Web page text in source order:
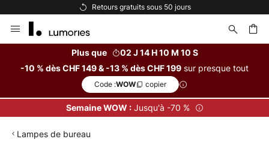
Retours gratuits sous 50 jours
Allez
au
Plus que
02 J 14 H 10 M 10 S
-10 % dès CHF 149 & -13 % dès CHF 199 sur presque tout
Code :WOW copier
Semaine WOW :Jusqu'à -70 %
Lampes de bureau